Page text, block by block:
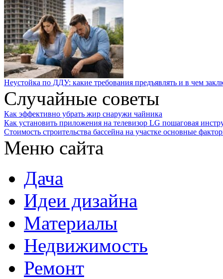
Неустойка по ДДУ: какие требования предъявлять и в чем
Случайные советы
Как эффективно убрать жир снаружи чайника
Как установить приложения на телевизор LG пошаговая
Стоимость строительства бассейна на участке основные
Меню сайта
Дача
Идеи дизайна
Материалы
Недвижимость
Ремонт